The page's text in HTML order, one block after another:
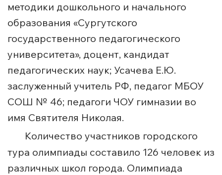
методики дошкольного и начального
образования «Сургутского
государственного педагогического
университета», доцент, кандидат
педагогических наук; Усачева Е.Ю.
заслуженный учитель РФ, педагог МБОУ
СОШ № 46; педагоги ЧОУ гимназии во
имя Святителя Николая.
Количество участников городского
тура олимпиады составило 126 человек из
различных школ города. Олимпиада